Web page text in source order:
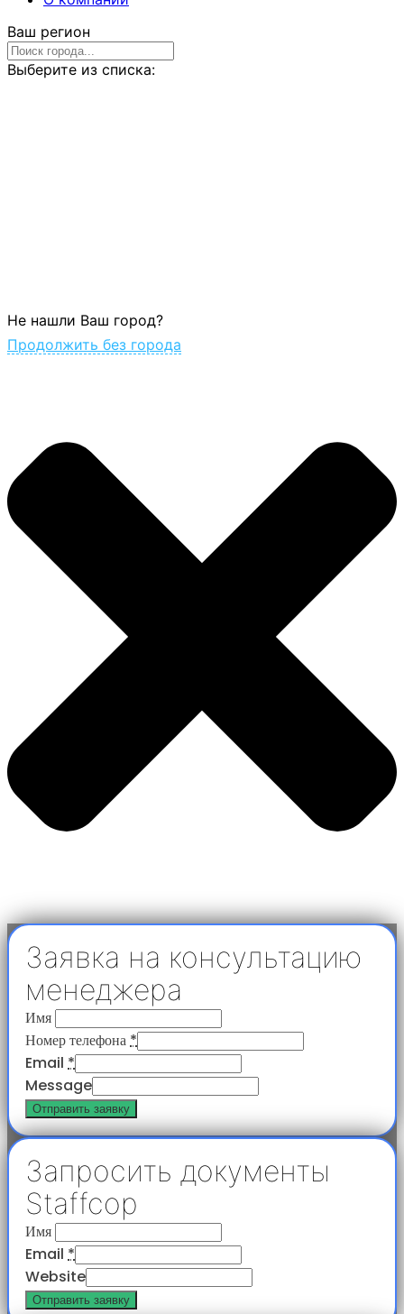
Ваш регион
Выберите из списка:
Не нашли Ваш город?
Продолжить без города
Заявка на консультацию
менеджера
Имя
Номер телефона*
Email *
Message
Отправить заявку
Запросить документы
Staffcop
Имя
Email *
Website
Отправить заявку